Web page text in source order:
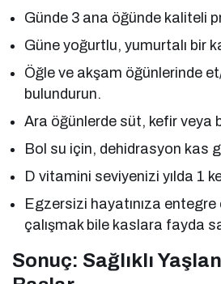
Günde 3 ana öğünde kaliteli
Güne yoğurtlu, yumurtalı bir
Öğle ve akşam öğünlerinde
bulundurun.
Ara öğünlerde süt, kefir veya
Bol su için, dehidrasyon kas
D vitamini seviyenizi yılda 1
Egzersizi hayatınıza
çalışmak bile kaslara fayda
Sonuç: Sağlıklı